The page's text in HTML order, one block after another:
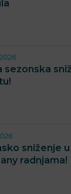
sezonska
sniženje
radnjama!